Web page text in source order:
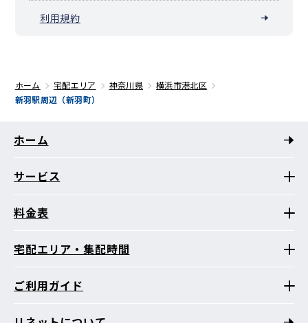
利用規約
ホーム 宅配エリア 神奈川県
横浜市港北区
新羽駅周辺（新羽町）
ホーム
サービス
料金表
宅配エリア・集配時間
ご利用ガイド